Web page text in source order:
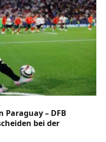
– DFB
bei der